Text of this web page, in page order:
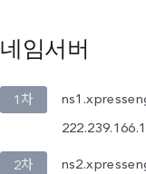
네임서버
1차
2차